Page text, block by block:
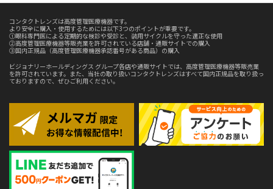
コンタクトレンズは高度管理医療機器です。
より安全に購入・使用するためには以下3つのポイントが重要です。
①眼科専門医による定期的な検診や受診と、装用サイクルを守った適正な使用
②高度管理医療機器等販売業を許可されている店舗・通販サイトでの購入
③国内正規品（高度管理医療機器承認番号がある商品）の購入
ビジョナリーホールディングス グループ各店や通販サイトでは、高度管理医療機器等販売業
を許可されています。また、当社の取り扱いコンタクトレンズはすべて国内正規品を取り扱っ
ておりますので、ぜひご利用ください。